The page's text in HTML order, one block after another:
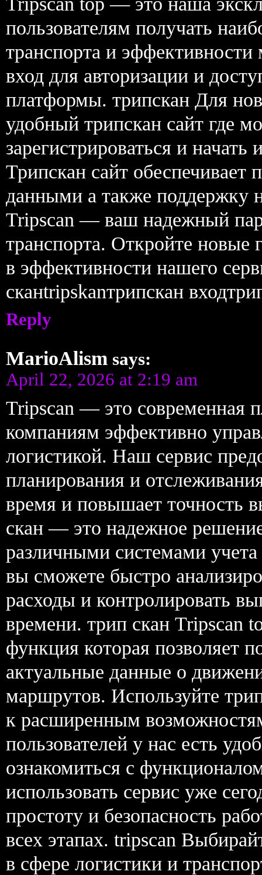
пользователям получать
транспорта и
вход для авторизации и
платформы. трипскан Для
удобный трипскан сайт где
зарегистрироваться и начать
Трипскан сайт обеспечивает
данными а также поддержку
Tripscan — ваш надежный
транспорта. Откройте новые
в эффективности нашего
сканtripskanтрипскан
Reply
MarioAlism says:
April 22, 2026 at 2:19 am
Tripscan — это современная
компаниям эффективно
логистикой. Наш сервис
планирования и
время и повышает точность
скан — это надежное
различными системами
вы сможете быстро
расходы и контролировать
времени. трип скан Tripscan
функция которая позволяет
актуальные данные о
маршрутов. Используйте
к расширенным
пользователей у нас есть
ознакомиться с
использовать сервис уже
простоту и безопасность
всех этапах. tripscan
в сфере логистики и